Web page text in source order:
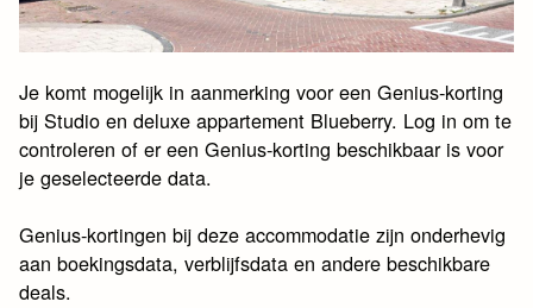
Je komt mogelijk in aanmerking voor een Genius-korting
bij Studio en deluxe appartement Blueberry. Log in om te
controleren of er een Genius-korting beschikbaar is voor
je geselecteerde data.
Genius-kortingen bij deze accommodatie zijn onderhevig
aan boekingsdata, verblijfsdata en andere beschikbare
deals.